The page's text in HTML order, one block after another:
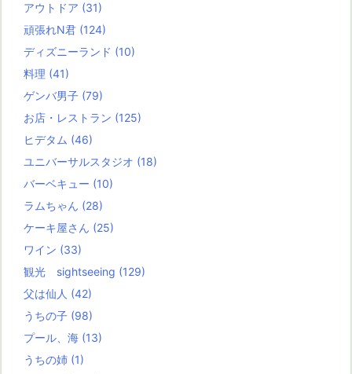
アウトドア (31)
頑張れN君 (124)
ディズニーランド (10)
料理 (41)
ゲンバ男子 (79)
お店・レストラン (125)
ヒデタム (46)
ユニバーサルスタジオ (18)
バーベキュー (10)
ラムちゃん (28)
ケーキ屋さん (25)
ワイン (33)
観光 sightseeing (129)
父は仙人 (42)
うちの子 (98)
プール、海 (13)
うちの姉 (1)